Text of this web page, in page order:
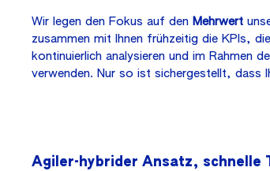
Wir legen den Fokus auf den Mehrwert
zusammen mit Ihnen frühzeitig die KPIs,
kontinuierlich analysieren und im Rahmen
verwenden. Nur so ist sichergestellt, dass
Agiler-hybrider Ansatz, schnelle